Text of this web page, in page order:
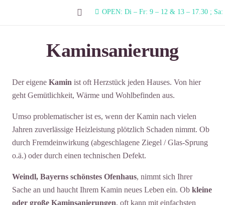
OPEN: Di – Fr: 9 – 12 & 13 – 17.30 ; Sa:
Kaminsanierung
Der eigene Kamin ist oft Herzstück jeden Hauses. Von hier
geht Gemütlichkeit, Wärme und Wohlbefinden aus.
Umso problematischer ist es, wenn der Kamin nach vielen
Jahren zuverlässige Heizleistung plötzlich Schaden nimmt. Ob
durch Fremdeinwirkung (abgeschlagene Ziegel / Glas-Sprung
o.ä.) oder durch einen technischen Defekt.
Weindl, Bayerns schönstes Ofenhaus, nimmt sich Ihrer
Sache an und haucht Ihrem Kamin neues Leben ein. Ob kleine
oder große Kaminsanierungen, oft kann mit einfachsten